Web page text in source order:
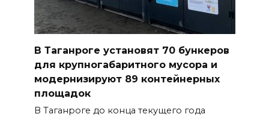
В Таганроге установят 70 бункеров
для крупногабаритного мусора и
модернизируют 89 контейнерных
площадок
В Таганроге до конца текущего года